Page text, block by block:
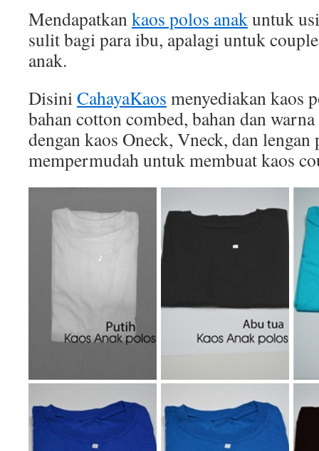
Mendapatkan kaos polos anak untuk
sulit bagi para ibu, apalagi untuk
anak.
Disini CahayaKaos menyediakan kaos
bahan cotton combed, bahan dan
dengan kaos Oneck, Vneck, dan
mempermudah untuk membuat kaos